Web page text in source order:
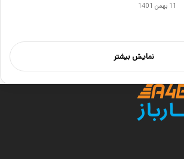
11 بهمن 1401
نمایش بیشتر